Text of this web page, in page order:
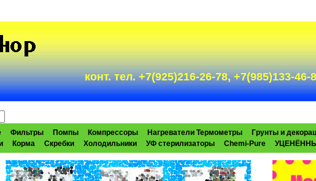
конт. тел. +7(925)216-26-78, +7(985)133-
Фильтры Помпы Компрессоры Нагреватели Термометры Грунты и
Корма Скребки Холодильники УФ стерилизаторы Chemi-Pure